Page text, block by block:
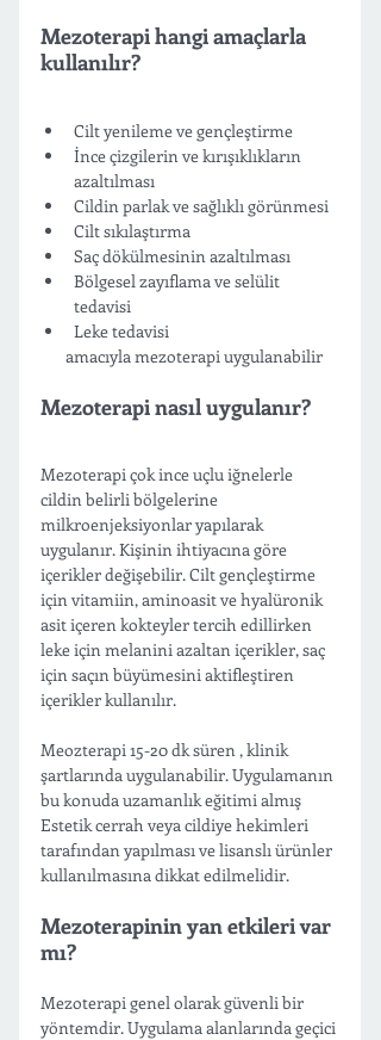
Mezoterapi hangi amaçlarla
kullanılır?
Cilt yenileme ve gençleştirme
İnce çizgilerin ve kırışıklıkların
azaltılması
Cildin parlak ve sağlıklı görünmesi
Cilt sıkılaştırma
Saç dökülmesinin azaltılması
Bölgesel zayıflama ve selülit
tedavisi
Leke tedavisi
       amacıyla mezoterapi uygulanabilir
Mezoterapi nasıl uygulanır?
Mezoterapi çok ince uçlu iğnelerle
cildin belirli bölgelerine
milkroenjeksiyonlar yapılarak
uygulanır. Kişinin ihtiyacına göre
içerikler değişebilir. Cilt gençleştirme
için vitamiin, aminoasit ve hyalüronik
asit içeren kokteyler tercih edillirken
leke için melanini azaltan içerikler, saç
için saçın büyümesini aktifleştiren
içerikler kullanılır.
Meozterapi 15-20 dk süren , klinik
şartlarında uygulanabilir. Uygulamanın
bu konuda uzamanlık eğitimi almış
Estetik cerrah veya cildiye hekimleri
tarafından yapılması ve lisanslı ürünler
kullanılmasına dikkat edilmelidir.
Mezoterapinin yan etkileri var
mı?
Mezoterapi genel olarak güvenli bir
yöntemdir. Uygulama alanlarında geçici